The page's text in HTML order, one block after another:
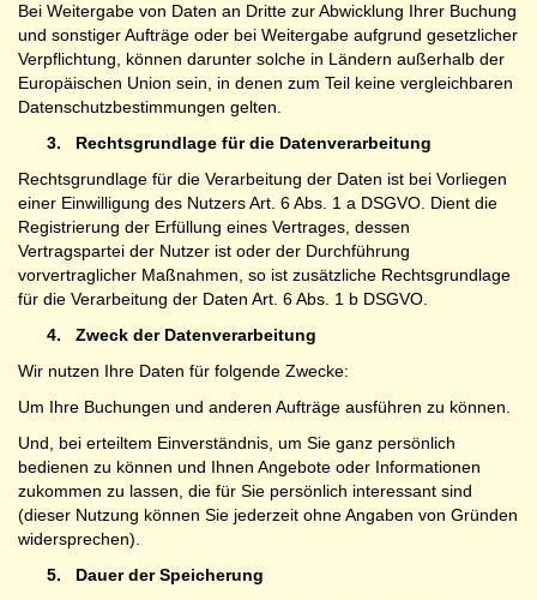
Bei Weitergabe von Daten an Dritte zur Abwicklung Ihrer Buchung
und sonstiger Aufträge oder bei Weitergabe aufgrund gesetzlicher
Verpflichtung, können darunter solche in Ländern außerhalb der
Europäischen Union sein, in denen zum Teil keine vergleichbaren
Datenschutzbestimmungen gelten.
3. Rechtsgrundlage für die Datenverarbeitung
Rechtsgrundlage für die Verarbeitung der Daten ist bei Vorliegen
einer Einwilligung des Nutzers Art. 6 Abs. 1 a DSGVO. Dient die
Registrierung der Erfüllung eines Vertrages, dessen
Vertragspartei der Nutzer ist oder der Durchführung
vorvertraglicher Maßnahmen, so ist zusätzliche Rechtsgrundlage
für die Verarbeitung der Daten Art. 6 Abs. 1 b DSGVO.
4. Zweck der Datenverarbeitung
Wir nutzen Ihre Daten für folgende Zwecke:
Um Ihre Buchungen und anderen Aufträge ausführen zu können.
Und, bei erteiltem Einverständnis, um Sie ganz persönlich
bedienen zu können und Ihnen Angebote oder Informationen
zukommen zu lassen, die für Sie persönlich interessant sind
(dieser Nutzung können Sie jederzeit ohne Angaben von Gründen
widersprechen).
5. Dauer der Speicherung